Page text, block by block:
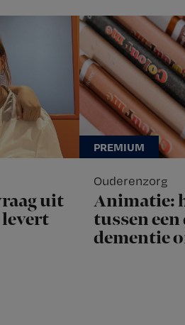
uit
Ouderenzorg
Animatie:
tussen een
dementie